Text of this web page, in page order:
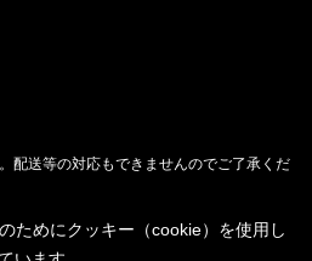
配送等の対応もできませんのでご了承くだ
ためにクッキー（cookie）を使用し